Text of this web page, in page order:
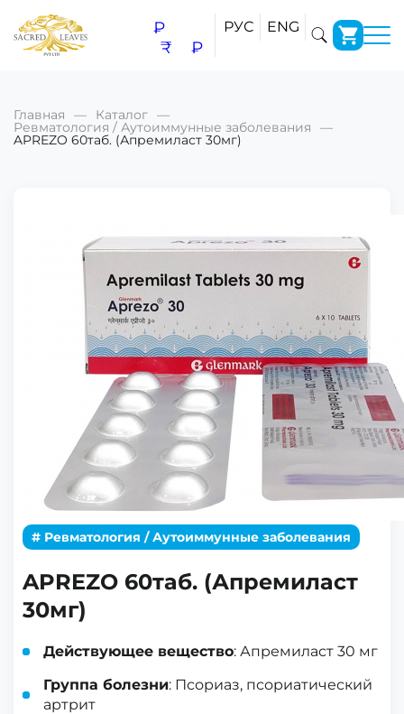
₽
₹
₽
РУС ENG
Главная Каталог
Ревматология / Аутоиммунные заболевания
APREZO 60таб. (Апремиласт 30мг)
# Ревматология / Аутоиммунные заболевания
APREZO 60таб. (Апремиласт
30мг)
Действующее вещество: Апремиласт 30 мг
Группа болезни: Псориаз, псориатический
артрит